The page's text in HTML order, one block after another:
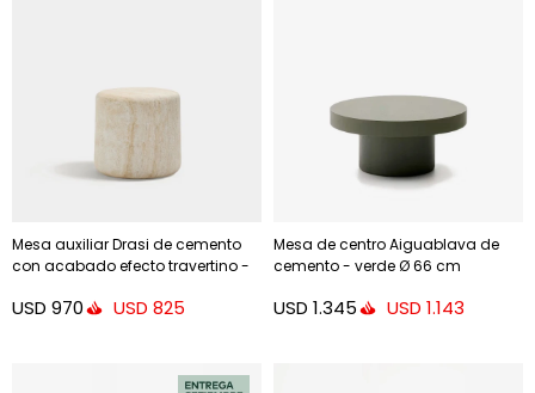
Mesa auxiliar Drasi de cemento
con acabado efecto travertino -
USD 970 USD 825
Mesa de centro Aiguablava de
cemento - verde Ø 66 cm
USD 1.345 USD 1.143